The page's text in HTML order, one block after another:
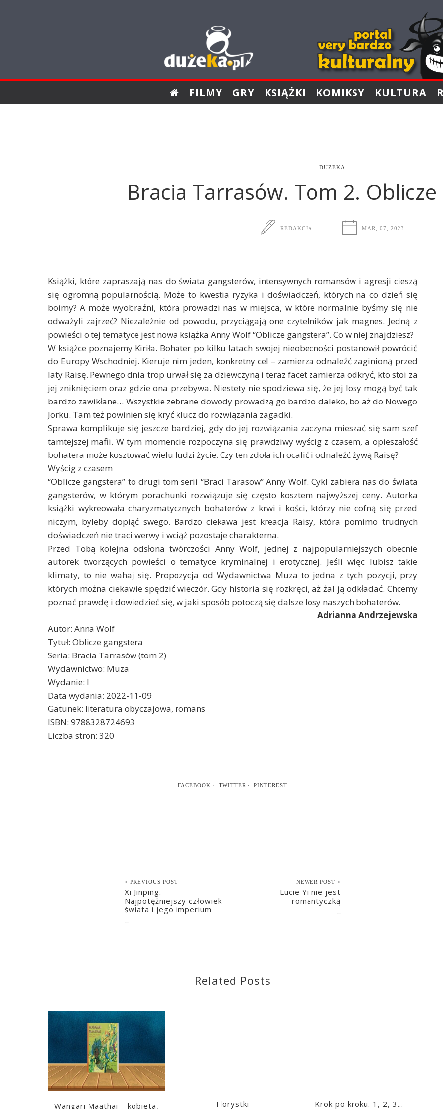
FILMY GRY KSIĄŻKI KOMIKSY KULTURA
DUZEKA
Bracia Tarrasów. Tom 2.
REDAKCJA MAR, 07, 2023
Książki, które zapraszają nas do świata gangsterów, intensywnych romansów i agresji cieszą
się ogromną popularnością. Może to kwestia ryzyka i doświadczeń, których na co dzień się
boimy? A może wyobraźni, która prowadzi nas w miejsca, w które normalnie byśmy się nie
odważyli zajrzeć? Niezależnie od powodu, przyciągają one czytelników jak magnes. Jedną z
powieści o tej tematyce jest nowa książka Anny Wolf “Oblicze gangstera”. Co w niej znajdziesz?
W książce poznajemy Kiriła. Bohater po kilku latach swojej nieobecności postanowił powrócić
do Europy Wschodniej. Kieruje nim jeden, konkretny cel – zamierza odnaleźć zaginioną przed
laty Raisę. Pewnego dnia trop urwał się za dziewczyną i teraz facet zamierza odkryć, kto stoi za
jej zniknięciem oraz gdzie ona przebywa. Niestety nie spodziewa się, że jej losy mogą być tak
bardzo zawikłane… Wszystkie zebrane dowody prowadzą go bardzo daleko, bo aż do Nowego
Jorku. Tam też powinien się kryć klucz do rozwiązania zagadki.
Sprawa komplikuje się jeszcze bardziej, gdy do jej rozwiązania zaczyna mieszać się sam szef
tamtejszej mafii. W tym momencie rozpoczyna się prawdziwy wyścig z czasem, a opieszałość
bohatera może kosztować wielu ludzi życie. Czy ten zdoła ich ocalić i odnaleźć żywą Raisę?
Wyścig z czasem
“Oblicze gangstera” to drugi tom serii “Braci Tarasow” Anny Wolf. Cykl zabiera nas do świata
gangsterów, w którym porachunki rozwiązuje się często kosztem najwyższej ceny. Autorka
książki wykreowała charyzmatycznych bohaterów z krwi i kości, którzy nie cofną się przed
niczym, byleby dopiąć swego. Bardzo ciekawa jest kreacja Raisy, która pomimo trudnych
doświadczeń nie traci werwy i wciąż pozostaje charakterna.
Przed Tobą kolejna odsłona twórczości Anny Wolf, jednej z najpopularniejszych obecnie
autorek tworzących powieści o tematyce kryminalnej i erotycznej. Jeśli więc lubisz takie
klimaty, to nie wahaj się. Propozycja od Wydawnictwa Muza to jedna z tych pozycji, przy
których można ciekawie spędzić wieczór. Gdy historia się rozkręci, aż żal ją odkładać. Chcemy
poznać prawdę i dowiedzieć się, w jaki sposób potoczą się dalsze losy naszych bohaterów.
Adrianna Andrzejewska
Autor: Anna Wolf
Tytuł: Oblicze gangstera
Seria: Bracia Tarrasów (tom 2)
Wydawnictwo: Muza
Wydanie: I
Data wydania: 2022-11-09
Gatunek: literatura obyczajowa, romans
ISBN: 9788328724693
Liczba stron: 320
FACEBOOK TWITTER PINTEREST
< PREVIOUS POST
Xi Jinping.
Najpotężniejszy człowiek
świata i jego imperium
NEWER POST >
Lucie Yi nie jest
romantyczką
Related Posts
Wangari Maathai – kobieta,
Florystki
Krok po kroku. 1, 2, 3…